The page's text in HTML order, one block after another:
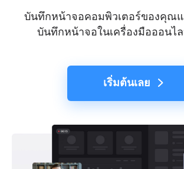
บันทึกหน้าจอคอมพิวเตอร์ของคุณ
บันทึกหน้าจอในเครื่องมือออนไ
เริ่มต้นเลย